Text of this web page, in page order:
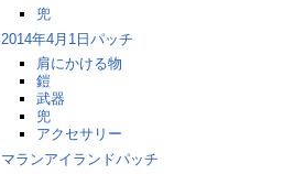
兜
2014年4月1日パッチ
肩にかける物
鎧
武器
兜
アクセサリー
マランアイランドパッチ